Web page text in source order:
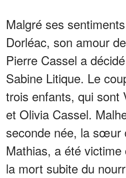
Malgré ses
Dorléac, son amour
Pierre Cassel a
Sabine Litique. Le
trois enfants, qui sont
et Olivia Cassel.
seconde née, la sœur
Mathias, a été
la mort subite du